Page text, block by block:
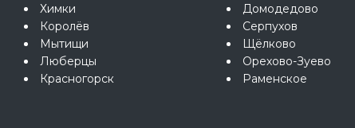
Химки
Королёв
Мытищи
Люберцы
Красногорск
Домодедово
Серпухов
Щёлково
Орехово-Зуево
Раменское